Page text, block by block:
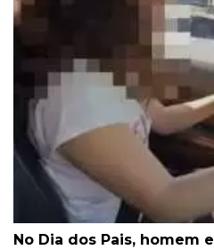
No Dia dos Pais, homem